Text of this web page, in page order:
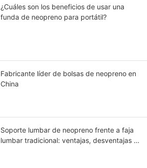
¿Cuáles son los beneficios de usar una
funda de neopreno para portátil?
Fabricante líder de bolsas de neopreno en
China
Soporte lumbar de neopreno frente a faja
lumbar tradicional: ventajas, desventajas y